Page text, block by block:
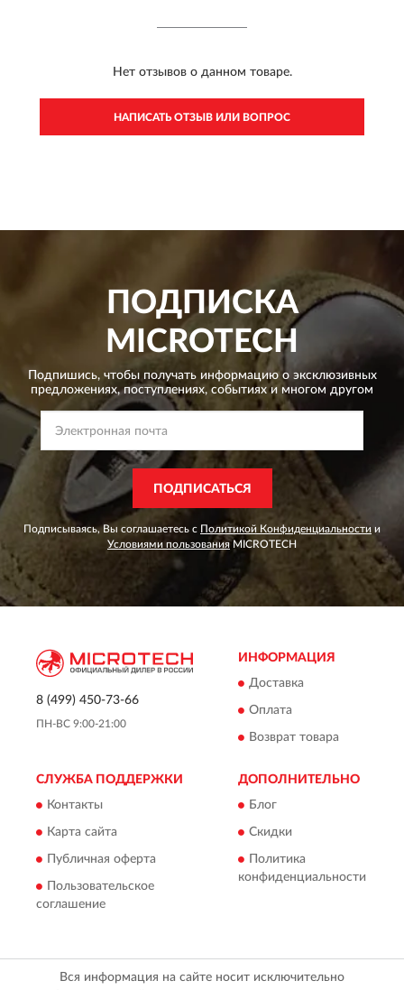
Нет отзывов о данном товаре.
НАПИСАТЬ ОТЗЫВ ИЛИ ВОПРОС
ПОДПИСКА
MICROTECH
Подпишись, чтобы получать информацию о эксклюзивных
предложениях,поступлениях, событиях и многом другом
ПОДПИСАТЬСЯ
Подписываясь, Вы соглашаетесь с Политикой Конфиденциальности и
Условиями пользованияMICROTECH
8 (499) 450-73-66
ПН-ВС 9:00-21:00
ИНФОРМАЦИЯ
Доставка
Оплата
Возврат товара
СЛУЖБА ПОДДЕРЖКИ
Контакты
Карта сайта
Публичная оферта
Пользовательское
соглашение
ДОПОЛНИТЕЛЬНО
Блог
Скидки
Политика
конфиденциальности
Вся информация на сайте носит исключительно